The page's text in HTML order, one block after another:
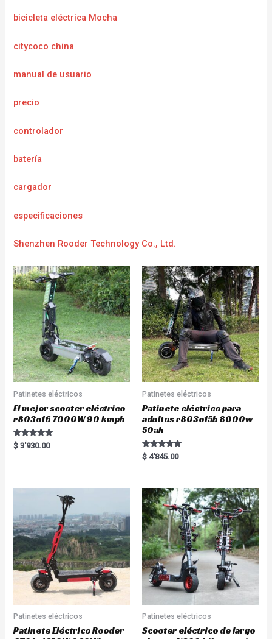
bicicleta eléctrica Mocha
citycoco china
manual de usuario
precio
controlador
batería
cargador
especificaciones
Shenzhen Rooder Technology Co., Ltd.
Patinetes eléctricos
El mejor scooter eléctrico
r803o16 7000W 90 kmph
Rated
5.00
$ 3'930.00
Patinetes eléctricos
Patinete eléctrico para
adultos r803o15b 8000w
50ah
Rated
5.00
$ 4'845.00
Patinetes eléctricos
Patinete Eléctrico Rooder
Patinetes eléctricos
Scooter eléctrico de largo